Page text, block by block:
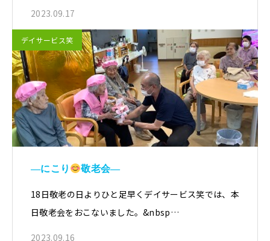
2023.09.17
デイサービス笑
―にこり 敬老会―
18日敬老の日よりひと足早くデイサービス笑では、本
日敬老会をおこないました。&nbsp…
2023.09.16